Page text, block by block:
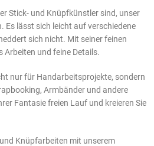
Stick- und Knüpfkünstler sind, unser
Es lässt sich leicht auf verschiedene
sich nicht. Mit seiner feinen
und feine Details.
nur für Handarbeitsprojekte, sondern
Armbänder und andere
Fantasie freien Lauf und kreieren Sie
Knüpfarbeiten mit unserem